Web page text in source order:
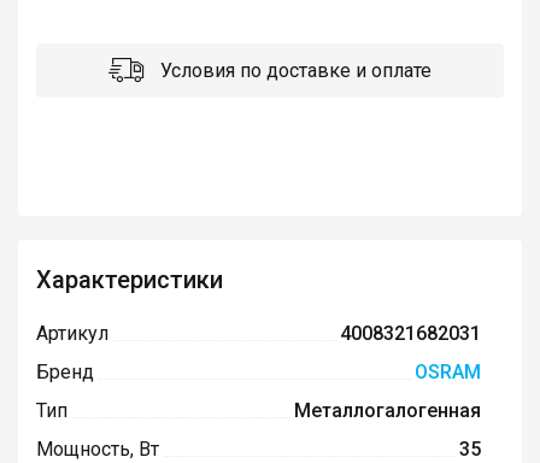
Условия по доставке и оплате
Характеристики
Артикул
4008321682031
Бренд
OSRAM
Тип
Металлогалогенная
Мощность, Вт
35